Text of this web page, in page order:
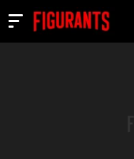
Actualités